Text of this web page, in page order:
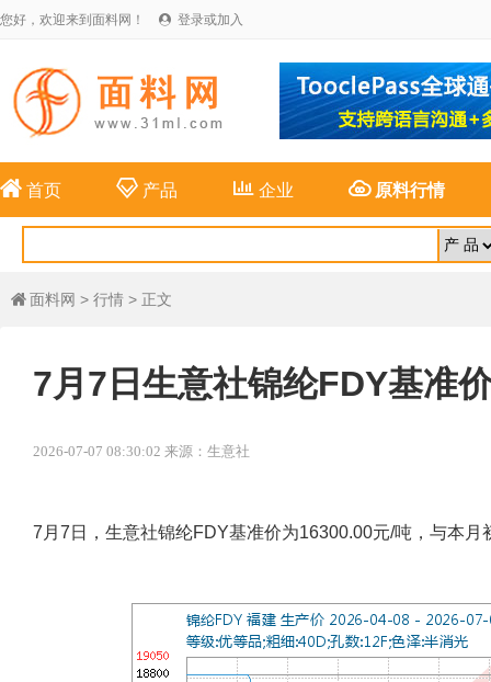
您好，欢迎来到面料网！  登录或加入
 首页 产品 企业 原料行情
 面料网 > 行情 > 正文
7月7日生意社锦纶FDY基准
2026-07-07 08:30:02 来源：生意社
7月7日，生意社锦纶FDY基准价为16300.00元/吨，与本月